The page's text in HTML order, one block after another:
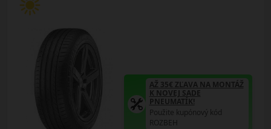
AŽ 35€ ZĽAVA NA MONTÁŽ
K NOVEJ SADE
PNEUMATÍK!
Použite kupónový kód
ROZBEH